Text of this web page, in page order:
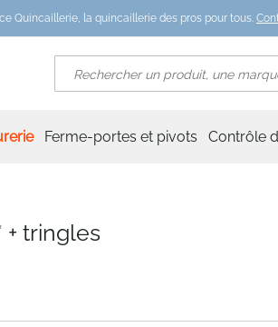
Quincaillerie, la quincaillerie des pros pour tous.
Ferme-portes et pivots Contrôle
tringles